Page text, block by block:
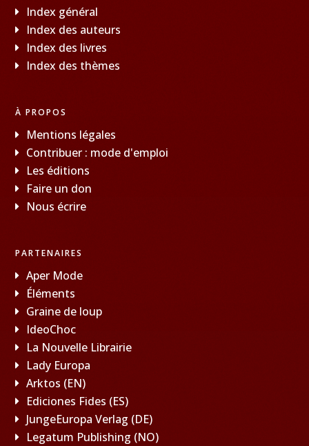
Index général
Index des auteurs
Index des livres
Index des thèmes
À PROPOS
Mentions légales
Contribuer : mode d'emploi
Les éditions
Faire un don
Nous écrire
PARTENAIRES
Aper Mode
Éléments
Graine de loup
IdeoChoc
La Nouvelle Librairie
Lady Europa
Arktos (EN)
Ediciones Fides (ES)
JungeEuropa Verlag (DE)
Legatum Publishing (NO)